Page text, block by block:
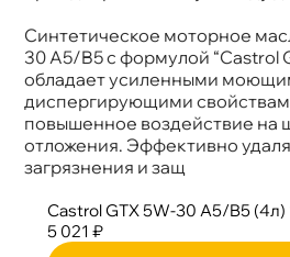
Синтетическое моторное
30 A5/B5 с формулой “Castrol
обладает усиленными
диспергирующими
повышенное воздействие на
отложения. Эффективно
загрязнения и защ
Castrol GTX 5W-30 A5/B5 (4л)
5 021 ₽